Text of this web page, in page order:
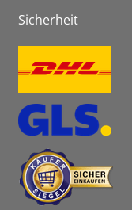
Sicherheit